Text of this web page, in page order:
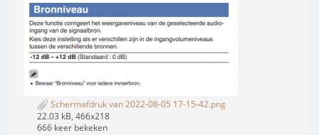
Schermafdruk van 2022-08-05 17-15-42.png
22.03 kB, 466x218
666 keer bekeken